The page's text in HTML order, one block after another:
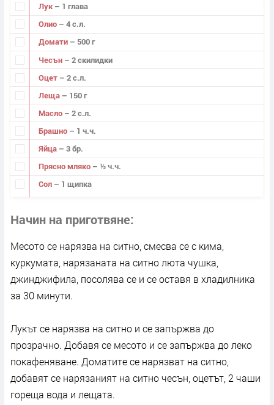
Лук – 1 глава
Олио – 4 с.л.
Домати – 500 г
Чесън – 2 скилидки
Оцет – 2 с.л.
Леща – 150 г
Масло – 2 с.л.
Брашно – 1 ч.ч.
Яйца – 3 бр.
Прясно мляко – ½ ч.ч.
Сол – 1 щипка
Начин на приготвяне
Месото се нарязва на ситно, смесва се с кима,
куркумата, нарязаната на ситно люта чушка,
джинджифила, посолява се и се оставя в хладилника
за 30 минути.
Лукът се нарязва на ситно и се запържва до
прозрачно. Добавя се месото и се запържва до леко
покафеняване. Доматите се нарязват на ситно,
добавят се нарязаният на ситно чесън, оцетът, 2 чаши
гореща вода и лещата.